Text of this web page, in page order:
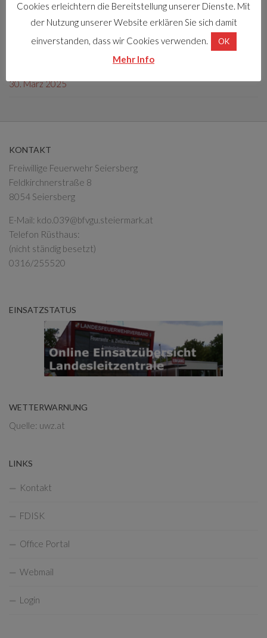
Fotos Florianifest 2025
13. Mai 2025
30. März 2025
KONTAKT
Freiwillige Feuerwehr Seiersberg
Feldkirchnerstraße 8
8054 Seiersberg
E-Mail: kdo.039@bfvgu.steiermark.at
Telefon Rüsthaus:
(nicht ständig besetzt)
0316/255520
EINSATZSTATUS
WETTERWARNUNG
Quelle: uwz.at
LINKS
Kontakt
FDISK
Office Portal
Webmail
Login
Cookies erleichtern die Bereitstellung unserer Dienste. Mit
der Nutzung unserer Website erklären Sie sich damit
einverstanden, dass wir Cookies verwenden.
OK
Mehr Info